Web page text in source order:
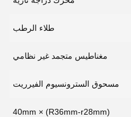
طلاء الرطب
مغناطيس متجمد غير نظامي
مسحوق السترونسيوم الفيرريت
(R36mm-r28mm) × 40mm